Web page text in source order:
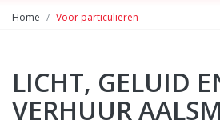
Home Voor particulieren
LICHT, GELUID
VERHUUR